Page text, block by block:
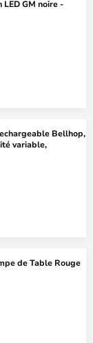
LED GM noire -
Bellhop,
variable,
de Table Rouge